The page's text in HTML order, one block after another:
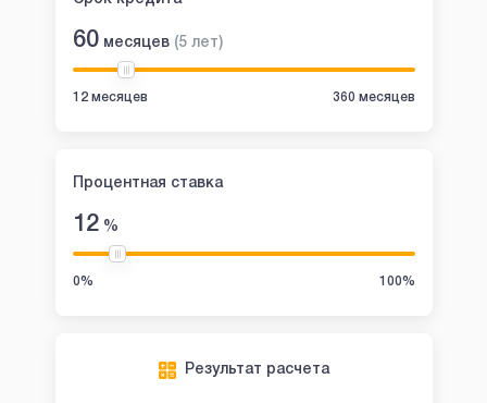
60 месяцев (5 лет)
12 месяцев 360 месяцев
Процентная ставка
12%
0% 100%
Результат расчета